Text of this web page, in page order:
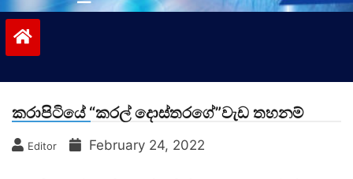
කරාපිටියේ “කරල් දොස්තරගේ”වැඩ තහනම්
Editor February 24, 2022